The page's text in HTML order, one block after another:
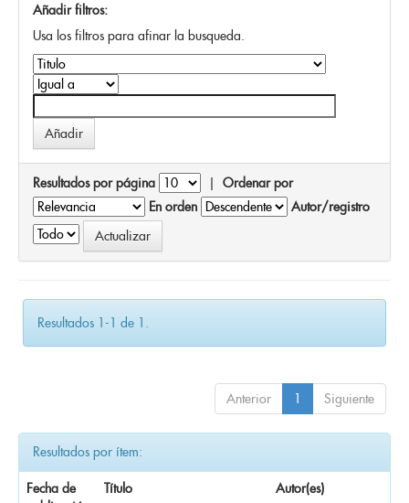
Añadir filtros:
Usa los filtros para afinar la busqueda.
Resultados por página | Ordenar por
En orden
Autor/registro
Resultados 1-1 de 1.
Anterior 1 Siguiente
Resultados por ítem:
Fecha de
Título Autor(es)